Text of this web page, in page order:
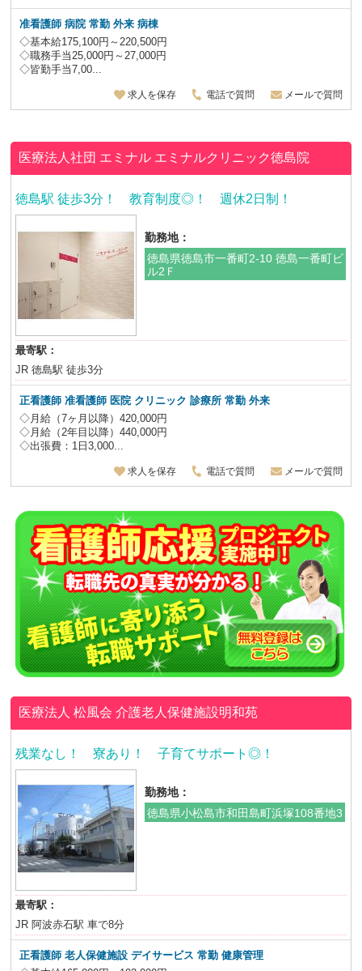
准看護師 病院 常勤 外来 病棟
◇基本給175,100円～220,500円
◇職務手当25,000円～27,000円
◇皆勤手当7,00...
求人を保存 電話で質問 メールで質問
医療法人社団 エミナル エミナルクリニック徳島院
徳島駅 徒歩3分！ 教育制度◎！ 週休2日制！
勤務地：
徳島県徳島市一番町2-10 徳島一番町ビ
ル2Ｆ
最寄駅：
JR 徳島駅 徒歩3分
正看護師 准看護師 医院 クリニック 診療所 常勤 外来
◇月給（7ヶ月以降）420,000円
◇月給（2年目以降）440,000円
◇出張費：1日3,000...
求人を保存 電話で質問 メールで質問
医療法人 松風会介護老人保健施設明和苑
残業なし！ 寮あり！ 子育てサポート◎！
勤務地：
徳島県小松島市和田島町浜塚108番地3
最寄駅：
JR 阿波赤石駅 車で8分
正看護師 老人保健施設 デイサービス常勤 健康管理